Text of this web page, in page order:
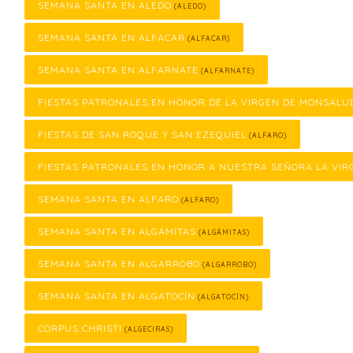
SEMANA SANTA EN ALEDO (ALEDO)
SEMANA SANTA EN ALFACAR (ALFACAR)
SEMANA SANTA EN ALFARNATE (ALFARNATE)
FIESTAS PATRONALES EN HONOR DE LA VIRGEN DE
FIESTAS DE SAN ROQUE Y SAN EZEQUIEL (ALFARO)
FIESTAS PATRONALES EN HONOR A NUESTRA SEÑORA LA
SEMANA SANTA EN ALFARO (ALFARO)
SEMANA SANTA EN ALGÁMITAS (ALGÁMITAS)
SEMANA SANTA EN ALGARROBO (ALGARROBO)
SEMANA SANTA EN ALGATOCÍN (ALGATOCÍN)
CORPUS CHRISTI (ALGECIRAS)